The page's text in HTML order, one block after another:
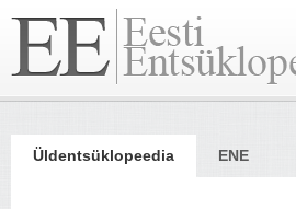
Üldentsüklopeedia ENE